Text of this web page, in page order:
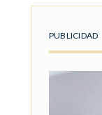
PUBLICIDAD